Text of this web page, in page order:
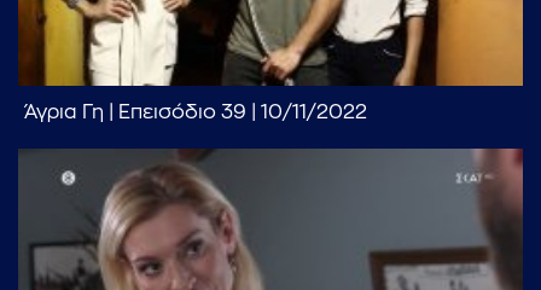
...πληκτρολογήστε κείμενο προς αναζήτηση
Άγρια Γη | Επεισόδιο 39 | 10/11/2022